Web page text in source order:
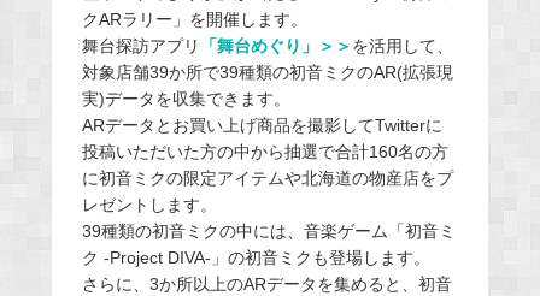
クARラリー」を開催します。
舞台探訪アプリ
「舞台めぐり」＞＞ を活用して、
対象店舗39か所で39種類の初音ミクのAR(拡張現
実)データを収集できます。
ARデータとお買い上げ商品を撮影してTwitterに
投稿いただいた方の中から抽選で合計160名の方
に初音ミクの限定アイテムや北海道の物産店をプ
レゼントします。
39種類の初音ミクの中には、音楽ゲーム「初音ミ
ク -Project DIVA- 」の初音ミクも登場します。
さらに、3か所以上のARデータを集めると、初音